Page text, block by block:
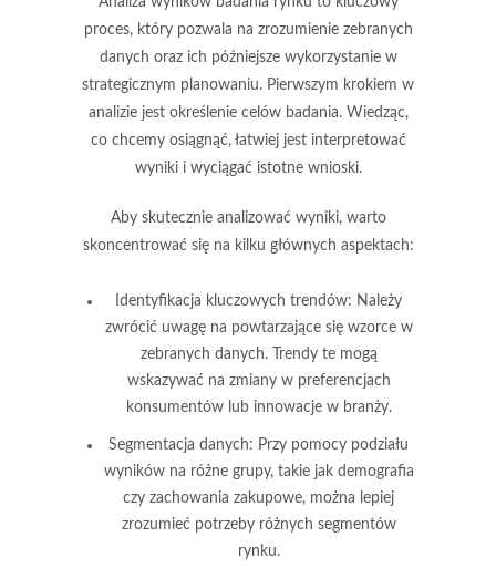
proces, który pozwala na zrozumienie zebranych
danych oraz ich późniejsze wykorzystanie w
strategicznym planowaniu. Pierwszym krokiem w
analizie jest określenie celówbadania. Wiedząc,
co chcemy osiągnąć, łatwiej jest interpretować
wyniki i wyciągać istotne wnioski.
Aby skutecznie analizować wyniki, warto
skoncentrować się na kilku głównych aspektach:
Identyfikacja kluczowych trendów: Należy
zwrócić uwagę na powtarzające się wzorce w
zebranych danych. Trendy te mogą
wskazywać na zmiany w preferencjach
konsumentów lub innowacje w branży.
Segmentacja danych: Przy pomocy podziału
wyników na różne grupy, takie jak demografia
czy zachowania zakupowe, można lepiej
zrozumieć potrzeby różnych segmentów
rynku.